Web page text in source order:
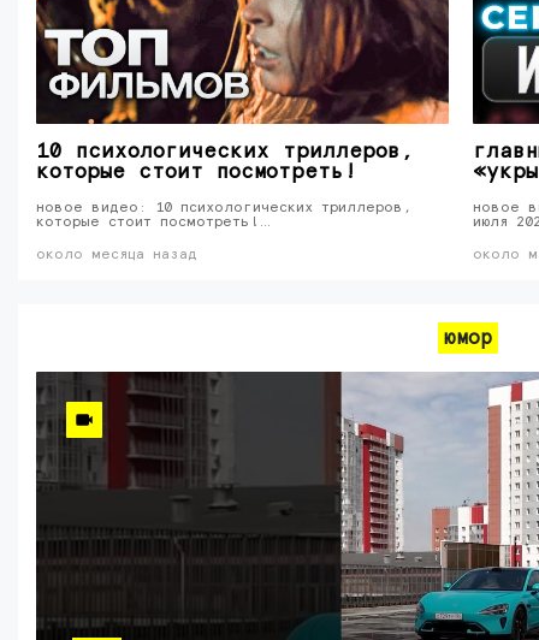
10 психологических триллеров,
которые стоит посмотреть!
новое видео: 10 психологических триллеров,
которые стоит посмотреть!…
около месяца назад
новое
июля
около
юмор